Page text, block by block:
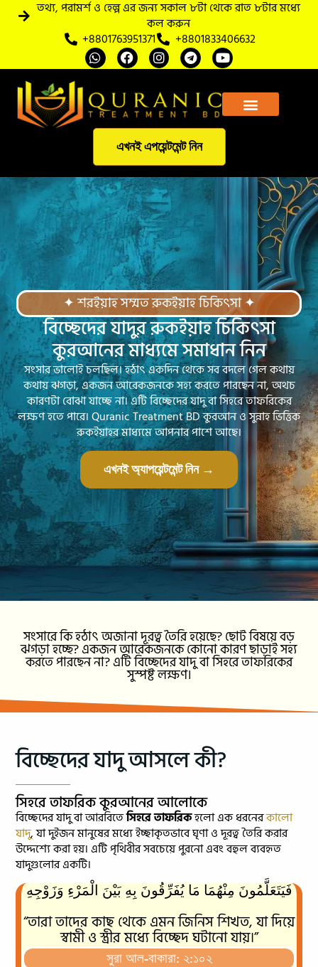
তথ্য, পরামর্শ ও হেল্প এর জন্য সকাল ৮টা থেকে রাত ৮টার মধ্যে
কল করুন
+8801763951371
+8801833406632
এখনই এপয়েন্টমেন্ট নিন
✦ শরইয়াহ সম্মত রুকইয়াহ চিকিৎসা ✦
বিচ্ছেদের যাদুর রুকইয়াহ চিকিৎসা
কুরআনের মাধ্যমে সমাধান নিন
সংসার ভালোই চলছিল। হঠাৎ একদিন থেকে সব বদলে গেল কথায়
কথায় ঝগড়া, একজন আরেকজনকে সহ্য করতে পারছেন না, অথচ
কারণটা বোঝা যাচ্ছে না। এটি বিচ্ছেদের যাদু বা সিহরে তাফরিকের
লক্ষণ হতে পারে। Quranic Treatment BD কুরআন ও সুন্নাহ ভিত্তিক
রুকইয়াহর মাধ্যমে আপনার পাশে আছে।
এখনই অ্যাপয়েন্টমেন্ট নিন →
সংসারে কি হঠাৎ অজানা দূরত্ব তৈরি হয়েছে? ছোট বিষয়ে বড়
ঝগড়া হচ্ছে? একজন আরেকজনকে কোনো কারণ ছাড়াই সহ্য
করতে পারছেন না? এটি বিচ্ছেদের যাদু বা সিহরে তাফরিকের
সুস্পষ্ট লক্ষণ।
বিচ্ছেদের যাদু আসলে কী?
সিহরে তাফরিক কুরআনের আলোকে
বিচ্ছেদের যাদু বা আরবিতেসিহরে তাফরিকহলো এক ধরনেরকালো
যাদু, যা দুইজন মানুষের মধ্যে ইচ্ছাকৃতভাবে ঘৃণা ও দূরত্ব তৈরি করার
উদ্দেশ্যে করা হয়। এটি পৃথিবীর সবচেয়ে পুরনো এবং বহুল ব্যবহৃত
যাদুগুলোর একটি।
فَيَتَعَلَّمُونَ مِنْهُمَا مَا يُفَرِّقُونَ بِهِ بَيْنَ الْمَرْءِ وَزَوْجِهِ
“তারা তাদের কাছ থেকে এমন জিনিস শিখত, যা দিয়ে
স্বামী ও স্ত্রীর মধ্যে বিচ্ছেদ ঘটানো যায়।”
সুরা আল-বাকারা: ২:১০২